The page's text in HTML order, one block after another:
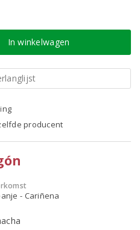
In winkelwagen
producent
- Cariñena